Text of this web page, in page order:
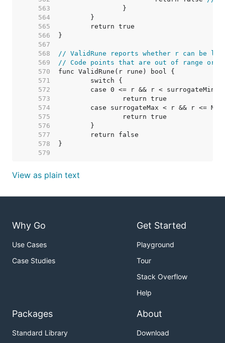
   563
   564
   565
   566
   567
   568
// ValidRune reports whether r can be
   569
// Code points that are out of range or
   570
   571
   572
   573
   574
   575
   576
   577
   578
   579
View as plain text
Why Go
Use Cases
Case Studies
Get Started
Playground
Tour
Stack Overflow
Help
Packages
Standard Library
About
Download